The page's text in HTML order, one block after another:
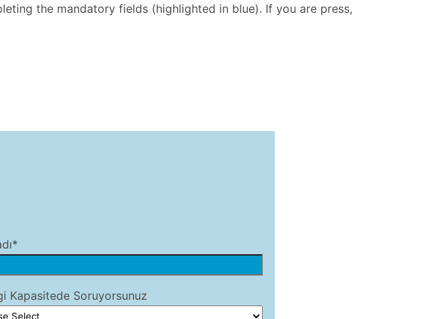
the mandatory fields (highlighted in blue). If you are press,
Kapasitede Soruyorsunuz